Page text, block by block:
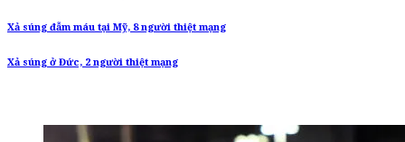
Xả súng đẫm máu tại Mỹ, 8 người thiệt mạng
Xả súng ở Đức, 2 người thiệt mạng